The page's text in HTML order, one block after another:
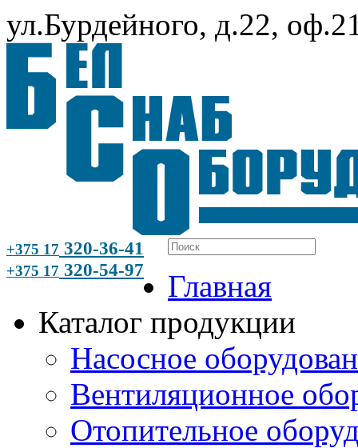
ул.Бурдейного, д.22,
+375 17 320-36-41
+375 17 320-54-97
Главная
Каталог продукции
Насосное
Вентиляционное
Отопительное